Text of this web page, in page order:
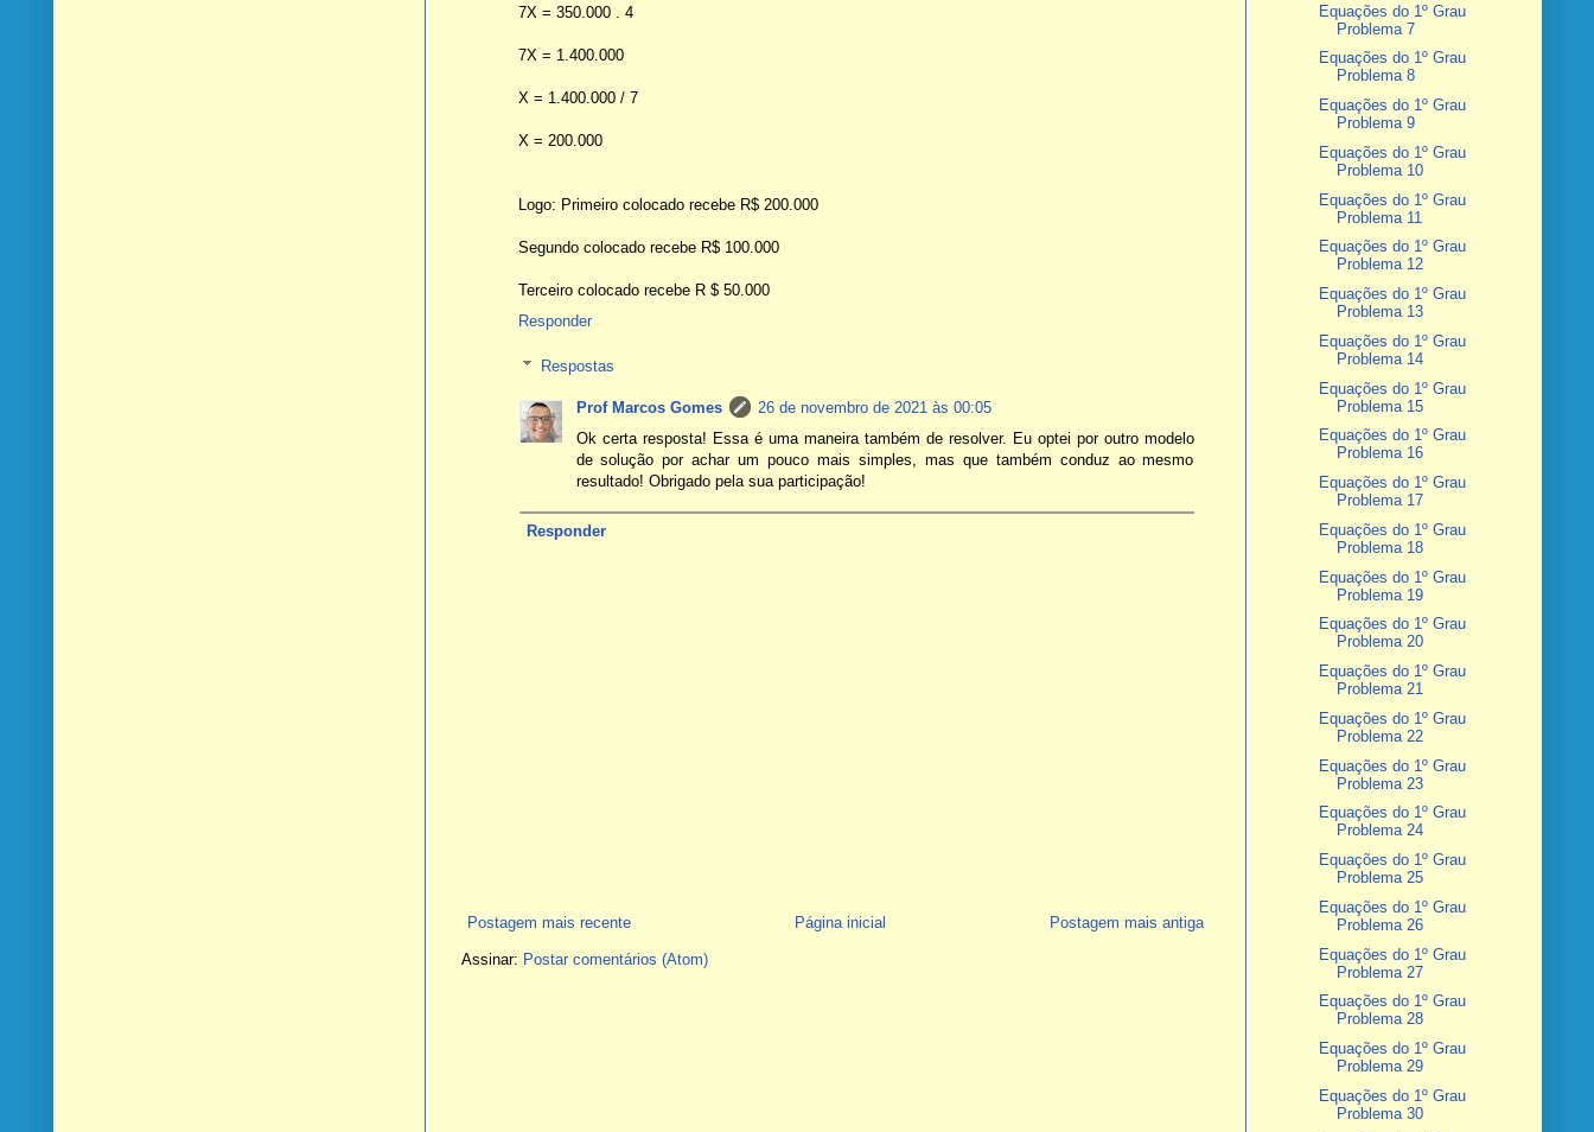
7X = 350.000 . 4
7X = 1.400.000
X = 1.400.000 / 7
X = 200.000
Logo: Primeiro colocado recebe R$ 200.000
Segundo colocado recebe R$ 100.000
Terceiro colocado recebe R $ 50.000
Responder
Respostas
Prof Marcos Gomes
26 de novembro de 2021 às 00:05
Ok certa resposta! Essa é uma maneira também de resolver. Eu optei por outro modelo
de solução por achar um pouco mais simples, mas que também conduz ao mesmo
resultado! Obrigado pela sua participação!
Responder
Postagem mais recente Postagem mais antiga
Página inicial
Assinar: Postar comentários (Atom)
Equações do 1º Grau
Problema 7
Equações do 1º Grau
Problema 8
Equações do 1º Grau
Problema 9
Equações do 1º Grau
Problema 10
Equações do 1º Grau
Problema 11
Equações do 1º Grau
Problema 12
Equações do 1º Grau
Problema 13
Equações do 1º Grau
Problema 14
Equações do 1º Grau
Problema 15
Equações do 1º Grau
Problema 16
Equações do 1º Grau
Problema 17
Equações do 1º Grau
Problema 18
Equações do 1º Grau
Problema 19
Equações do 1º Grau
Problema 20
Equações do 1º Grau
Problema 21
Equações do 1º Grau
Problema 22
Equações do 1º Grau
Problema 23
Equações do 1º Grau
Problema 24
Equações do 1º Grau
Problema 25
Equações do 1º Grau
Problema 26
Equações do 1º Grau
Problema 27
Equações do 1º Grau
Problema 28
Equações do 1º Grau
Problema 29
Equações do 1º Grau
Problema 30